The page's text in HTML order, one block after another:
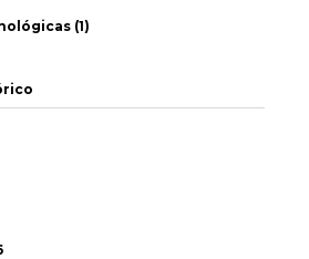
(1)